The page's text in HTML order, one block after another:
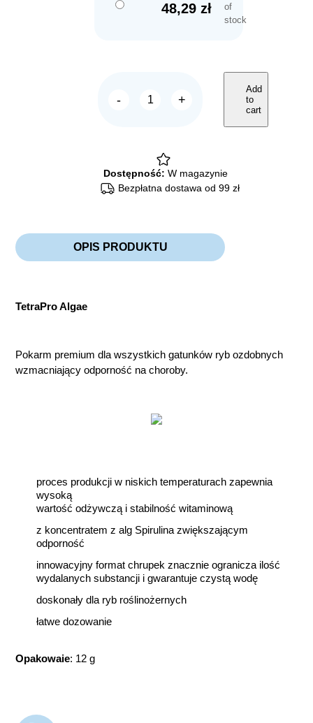
48,29zł
of
stock
-
TETRA
+
Add
to
cart
Dostępność: W magazynie
Bezpłatna dostawa od 99 zł
OPIS PRODUKTU
TetraPro Algae
Pokarm premium dla wszystkich gatunków ryb ozdobnych
wzmacniający odporność na choroby.
proces produkcji w niskich temperaturach zapewnia
wysoką
wartość odżywczą i stabilność witaminową
z koncentratem z alg Spirulina zwiększającym
odporność
innowacyjny format chrupek znacznie ogranicza ilość
wydalanych substancji i gwarantuje czystą wodę
doskonały dla ryb roślinożernych
łatwe dozowanie
Opakowaie: 12 g